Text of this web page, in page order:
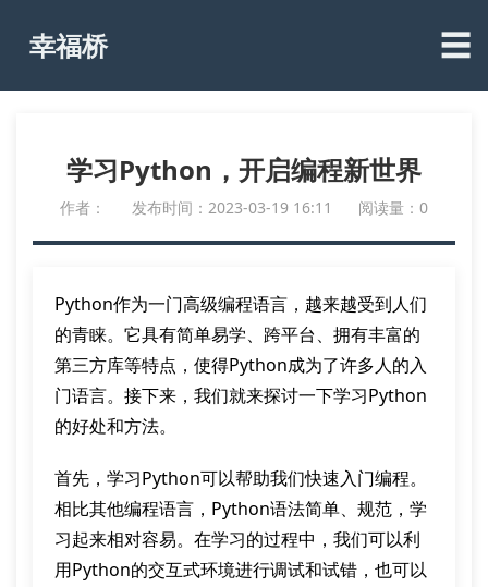
幸福桥 ☰
学习Python，开启编程新世界
作者： 发布时间：2023-03-19 16:11 阅读量：0
Python作为一门高级编程语言，越来越受到人们
的青睐。它具有简单易学、跨平台、拥有丰富的
第三方库等特点，使得Python成为了许多人的入
门语言。接下来，我们就来探讨一下学习Python
的好处和方法。
首先，学习Python可以帮助我们快速入门编程。
相比其他编程语言，Python语法简单、规范，学
习起来相对容易。在学习的过程中，我们可以利
用Python的交互式环境进行调试和试错，也可以